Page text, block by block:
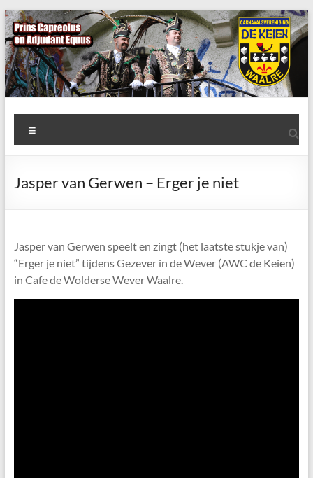
Ga
naar
de
inhoud
AWC
de
Keien
De
Keien
Jasper van Gerwen – Erger je niet
Jasper van Gerwen speelt en zingt (het laatste stukje van)
“Erger je niet” tijdens Gezever in de Wever (AWC de Keien)
in Cafe de Wolderse Wever Waalre.